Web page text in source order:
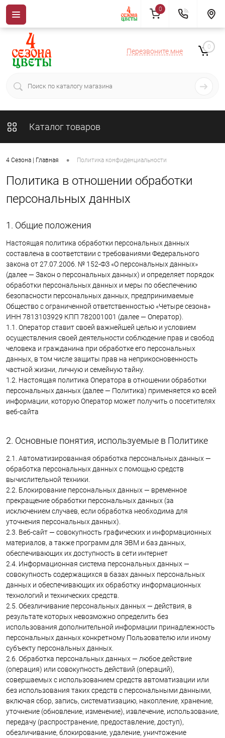
Перезвоните мне
0
Каталог товаров
4 Сезона | Главная • Политика конфиденциальности
Политика в отношении обработки
персональных данных
1. Общие положения
Настоящая политика обработки персональных данных
составлена в соответствии с требованиями Федерального
закона от 27.07.2006. № 152-ФЗ «О персональных данных»
(далее — Закон о персональных данных) и определяет порядок
обработки персональных данных и меры по обеспечению
безопасности персональных данных, предпринимаемые
Общество с ограниченной ответственностью «Четыре сезона»
ИНН 7813103929 КПП 782001001 (далее — Оператор).
1.1. Оператор ставит своей важнейшей целью и условием
осуществления своей деятельности соблюдение прав и свобод
человека и гражданина при обработке его персональных
данных, в том числе защиты прав на неприкосновенность
частной жизни, личную и семейную тайну.
1.2. Настоящая политика Оператора в отношении обработки
персональных данных (далее — Политика) применяется ко всей
информации, которую Оператор может получить о посетителях
веб-сайта
2. Основные понятия, используемые в Политике
2.1. Автоматизированная обработка персональных данных —
обработка персональных данных с помощью средств
вычислительной техники.
2.2. Блокирование персональных данных — временное
прекращение обработки персональных данных (за
исключением случаев, если обработка необходима для
уточнения персональных данных).
2.3. Веб-сайт — совокупность графических и информационных
материалов, а также программ для ЭВМ и баз данных,
обеспечивающих их доступность в сети интернет
2.4. Информационная система персональных данных —
совокупность содержащихся в базах данных персональных
данных и обеспечивающих их обработку информационных
технологий и технических средств.
2.5. Обезличивание персональных данных — действия, в
результате которых невозможно определить без
использования дополнительной информации принадлежность
персональных данных конкретному Пользователю или иному
субъекту персональных данных.
2.6. Обработка персональных данных — любое действие
(операция) или совокупность действий (операций),
совершаемых с использованием средств автоматизации или
без использования таких средств с персональными данными,
включая сбор, запись, систематизацию, накопление, хранение,
уточнение (обновление, изменение), извлечение, использование,
передачу (распространение, предоставление, доступ),
обезличивание, блокирование, удаление, уничтожение
0